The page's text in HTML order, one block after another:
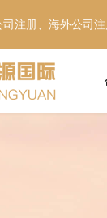
注册、海外公司